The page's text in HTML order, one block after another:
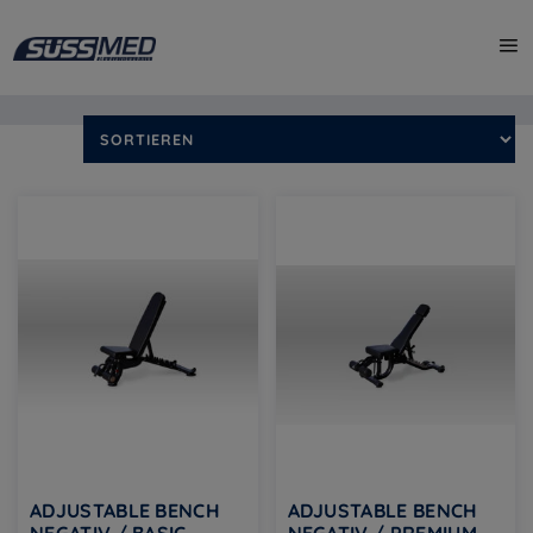
ADJUSTABLE BENCH
ADJUSTABLE BENCH